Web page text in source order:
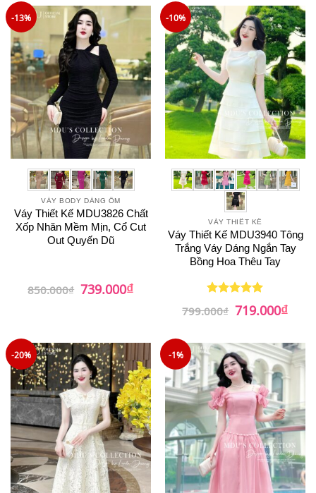
-13%
VÁY BODY DÁNG ÔM
Váy Thiết Kế MDU3826 Chất
Xốp Nhăn Mềm Mịn, Cổ Cut
Out Quyến Dũ
850.000₫ Giá
gốc
739.000₫Giá
hiện
-10%
VÁY THIẾT KẾ
Váy Thiết Kế MDU3940 Tông
Trắng Váy Dáng Ngắn Tay
Bồng Hoa Thêu Tay
Được xếp
hạng
55
799.000₫ Giá
gốc
719.000₫Giá
hiện
-20% -1%